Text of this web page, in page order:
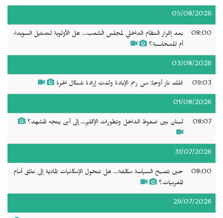
05/08/2026
08:00
بعد إقرار النظام الداخلي لمجلس الشعب... هل الأولوية لتمثيل السويداء
أم للمحاسبة؟
03/08/2026
09:03 فلك ناز أوجا: من رحم الإبادة ولدت إرادة شنكال الحرة
01/08/2026
08:07 لبنان بين ضغوط الداخل وتطورات الإقليم... إلى أين يتجه المشهد؟
31/07/2026
08:00
حين تصبح السياسة مكلفة... هل تتحول الإمكانيات المادية إلى عائق أمام
المغربيات؟
29/07/2026